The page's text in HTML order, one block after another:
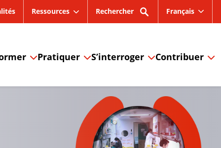
Ressources Rechercher Français
Pratiquer S’interroger Contribuer